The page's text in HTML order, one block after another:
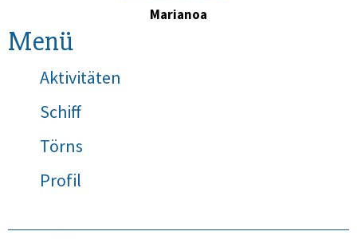
Marianoa
Menü
Aktivitäten
Schiff
Törns
Profil